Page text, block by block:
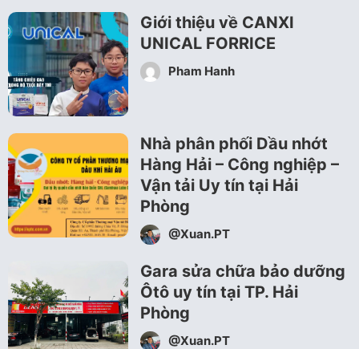
Giới thiệu về CANXI
UNICAL FORRICE
Pham Hanh
Nhà phân phối Dầu nhớt
Hàng Hải – Công nghiệp –
Vận tải Uy tín tại Hải
Phòng
@Xuan.PT
Gara sửa chữa bảo dưỡng
Ôtô uy tín tại TP. Hải
Phòng
@Xuan.PT